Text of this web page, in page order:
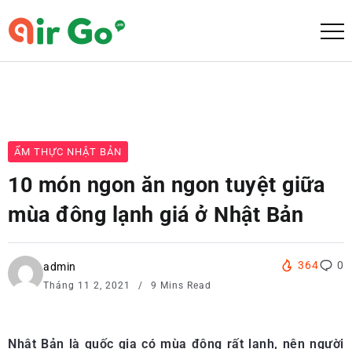
ẨM THỰC NHẬT BẢN
10 món ngon ăn ngon tuyệt giữa
mùa đông lạnh giá ở Nhật Bản
admin
Tháng 11 2, 2021 9 Mins Read
364 0
Nhật Bản là quốc gia có mùa đông rất lạnh, nên người